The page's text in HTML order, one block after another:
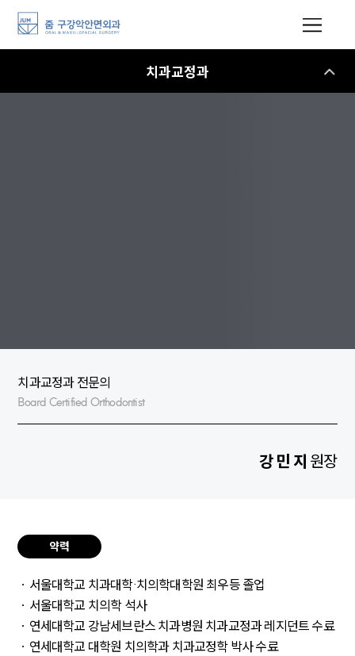
치과교정과
치과교정과 전문의
Board Certified Orthodontist
강 민 지 원장
약력
ㆍ서울대학교 치과대학·치의학대학원 최우등 졸업
ㆍ서울대학교 치의학 석사
ㆍ연세대학교 강남세브란스 치과병원 치과교정과 레지던트 수료
ㆍ연세대학교 대학원 치의학과 치과교정학 박사 수료